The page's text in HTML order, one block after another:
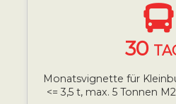
30
Monatsvignette für
<= 3,5 t, max. 5 Tonnen